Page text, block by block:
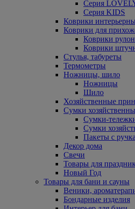
Серия
Серия KIDS
Коврики
Коврики для
Коврики
Коврики
Стулья, табуреты
Термометры
Ножницы, шило
Ножницы
Шило
Хозяйственные
Сумки
Сумки-
Сумки
Пакеты с
Декор дома
Свечи
Товары для
Новый Год
Товары для бани и сауны
Веники,
Бондарные изделия